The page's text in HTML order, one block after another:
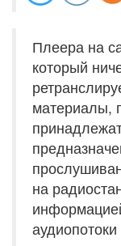
Плеера на
который
материалы,
на